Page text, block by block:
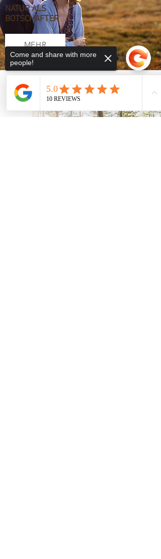
NATUR ALS
BOTSCHAFTER
MEHR
Come and share with more
people!